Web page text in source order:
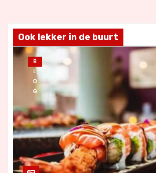
Ook lekker in de buurt
B
L
O
G